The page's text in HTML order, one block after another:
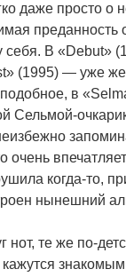
даже просто о
себя. В
(1995) — уже
в
Сельмой-
когда-то,
нынешний
нот, те же по-